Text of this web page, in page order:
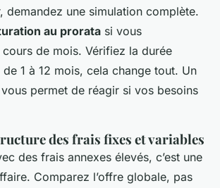
demandez une simulation complète.
au prorata si vous
de mois. Vérifiez la durée
de 1 à 12 mois, cela change tout. Un
permet de réagir si vos besoins
des frais fixes et variables
des frais annexes élevés, c’est une
Comparez l’offre globale, pas